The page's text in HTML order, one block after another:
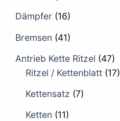
Dämpfer (16)
Bremsen (41)
Antrieb Kette Ritzel (47)
Ritzel / Kettenblatt (17)
Kettensatz (7)
Ketten (11)